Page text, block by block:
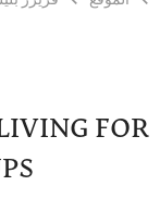
FOR